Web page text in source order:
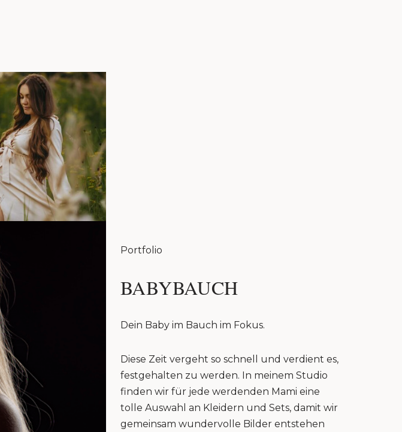
Portfolio
BABYBAUCH
Dein Baby im Bauch im Fokus.
Diese Zeit vergeht so schnell und verdient es,
festgehalten zu werden. In meinem Studio
finden wir für jede werdenden Mami eine
tolle Auswahl an Kleidern und Sets, damit wir
gemeinsam wundervolle Bilder entstehen